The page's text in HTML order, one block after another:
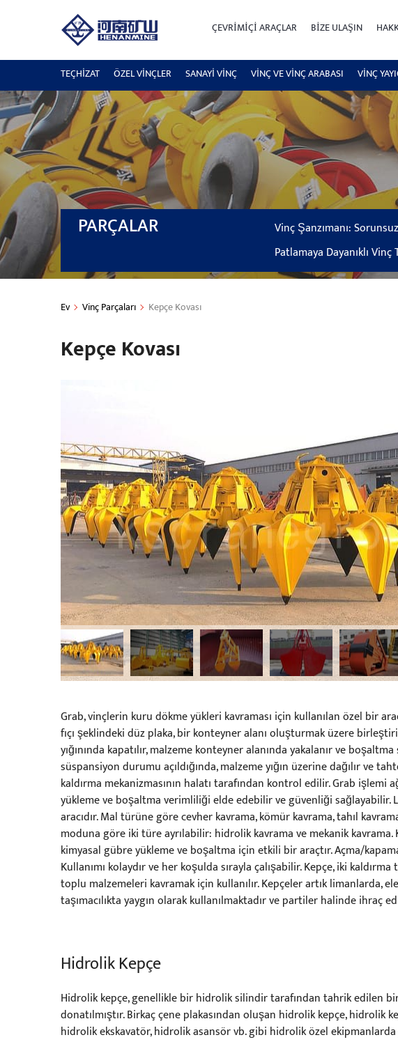
ÇEVRIMIÇI ARAÇLAR BIZE ULAŞIN
TEÇHİZAT ÖZEL VINÇLER SANAYI VINÇ VINÇ VE VINÇ ARABASI VİNÇ
PARÇALAR Vinç Şanzımanı:
Patlamaya Dayanıklı
Ev Vinç Parçaları Kepçe Kovası
Kepçe Kovası
Grab, vinçlerin kuru dökme yükleri kavraması için kullanılan özel bir
fıçı şeklindeki düz plaka, bir konteyner alanı oluşturmak üzere
yığınında kapatılır, malzeme konteyner alanında yakalanır ve boşaltma
süspansiyon durumu açıldığında, malzeme yığın üzerine dağılır ve
kaldırma mekanizmasının halatı tarafından kontrol edilir. Grab işlemi
yükleme ve boşaltma verimliliği elde edebilir ve güvenliği sağlayabilir.
aracıdır. Mal türüne göre cevher kavrama, kömür kavrama, tahıl
moduna göre iki türe ayrılabilir: hidrolik kavrama ve mekanik
kimyasal gübre yükleme ve boşaltma için etkili bir araçtır. Açma/
Kullanımı kolaydır ve her koşulda sırayla çalışabilir. Kepçe, iki
toplu malzemeleri kavramak için kullanılır. Kepçeler artık limanlarda,
taşımacılıkta yaygın olarak kullanılmaktadır ve partiler halinde ihraç
Hidrolik Kepçe
Hidrolik kepçe, genellikle bir hidrolik silindir tarafından tahrik edilen
donatılmıştır. Birkaç çene plakasından oluşan hidrolik kepçe, hidrolik
hidrolik ekskavatör, hidrolik asansör vb. gibi hidrolik özel ekipmanlarda